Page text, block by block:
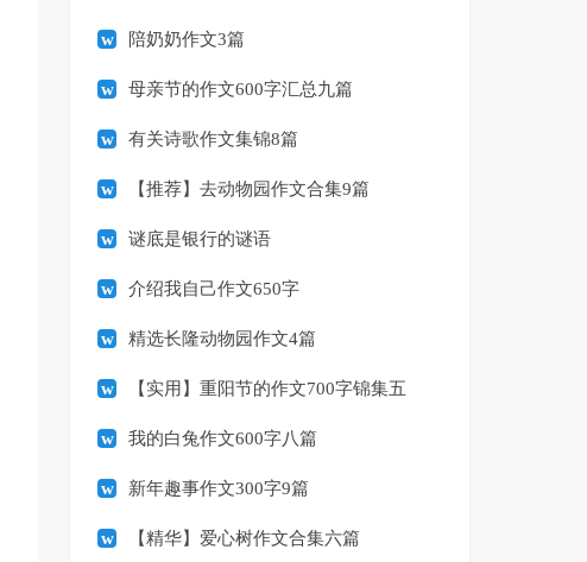
陪奶奶作文3篇
母亲节的作文600字汇总九篇
有关诗歌作文集锦8篇
【推荐】去动物园作文合集9篇
谜底是银行的谜语
介绍我自己作文650字
精选长隆动物园作文4篇
【实用】重阳节的作文700字锦集五
篇 我的白兔作文600字八篇
新年趣事作文300字9篇
【精华】爱心树作文合集六篇